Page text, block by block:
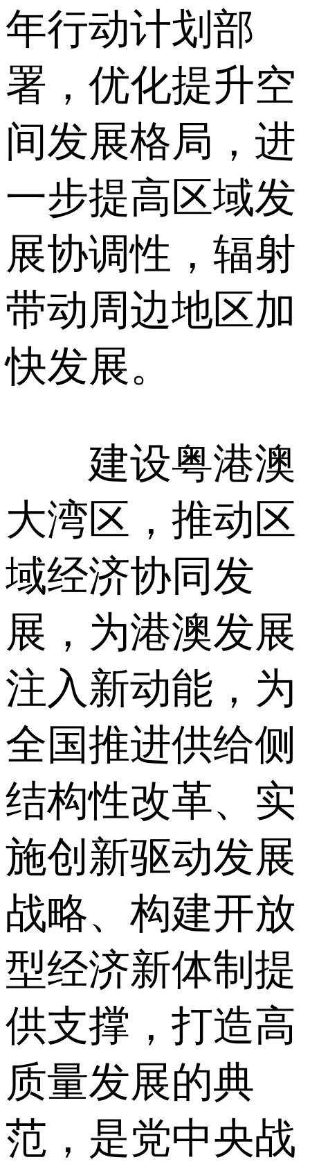
年行动计划部
署，优化提升空
间发展格局，进
一步提高区域发
展协调性，辐射
带动周边地区加
快发展。
建设粤港澳
大湾区，推动区
域经济协同发
展，为港澳发展
注入新动能，为
全国推进供给侧
结构性改革、实
施创新驱动发展
战略、构建开放
型经济新体制提
供支撑，打造高
质量发展的典
范，是党中央战